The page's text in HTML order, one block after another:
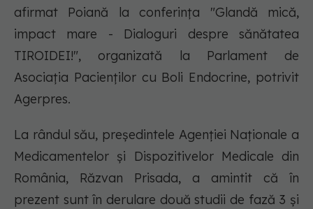
afirmat Poiană la conferinţa "Glandă mică,
impact mare - Dialoguri despre sănătatea
TIROIDEI!", organizată la Parlament de
Asociaţia Pacienţilor cu Boli Endocrine, potrivit
Agerpres.
La rândul său, preşedintele Agenţiei Naţionale a
Medicamentelor şi Dispozitivelor Medicale din
România, Răzvan Prisada, a amintit că în
prezent sunt în derulare două studii de fază 3 şi